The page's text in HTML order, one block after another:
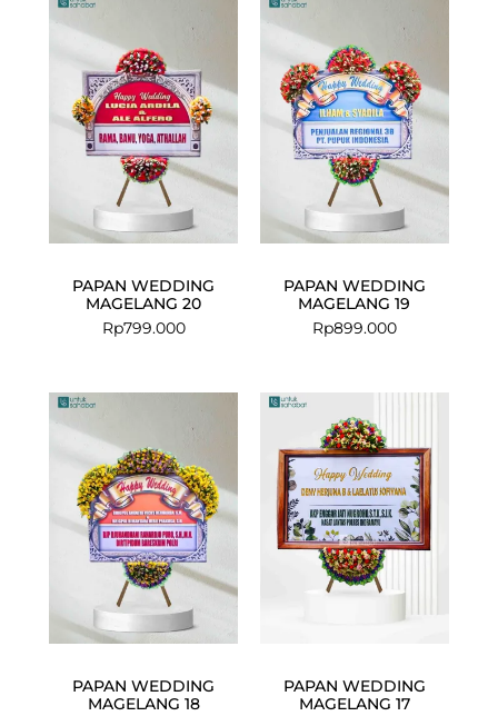
PAPAN WEDDING
MAGELANG 20
Rp799.000
PAPAN WEDDING
MAGELANG 19
Rp899.000
PAPAN WEDDING
MAGELANG 18
PAPAN WEDDING
MAGELANG 17